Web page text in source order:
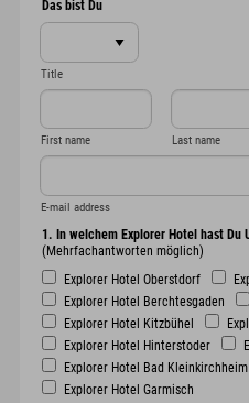
Das bist Du
Title
First name Last name
E-mail address
1. In welchem Explorer Hotel hast Du
(Mehrfachantworten möglich)
Explorer Hotel Oberstdorf
Explorer Hotel Berchtesgaden
Explorer Hotel Kitzbühel
Explorer Hotel Hinterstoder
Explorer Hotel Bad Kleinkirchheim
Explorer Hotel Garmisch